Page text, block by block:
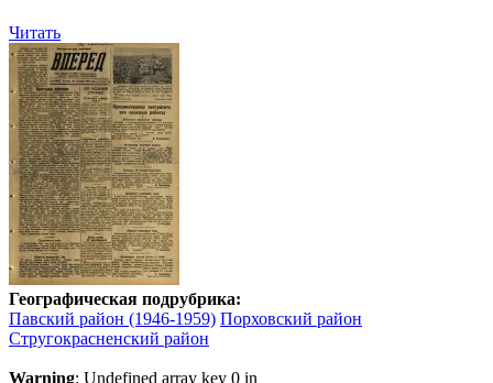
Читать
Географическая подрубрика:
Павский район (1946-1959) Порховский район
Стругокрасненский район
Warning: Undefined array key 0 in